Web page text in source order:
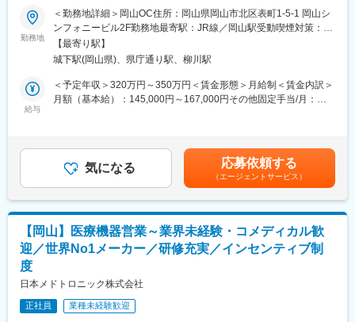
■1～3か月目
・OJTを受けながら日勤・夜勤両方の介護現場での業務をお任せ
します。
※研修終了後は現場業務は無くなるため日勤のみ
■3～6か月目
・マネージャー業務を学んでいただきます。ピープルマネジメン
トだけでなく、売上管理や各事業所が目標を達成するための事業
所運営を行います。※上司がメンターとなり手厚いサポートがござ
・各事業所の課題や目的に合わせてマネジメント業務に専念頂き
ます。
※独り立ち後はリモート×出社も可
務）
・サービスリーダー（入社3カ月～※研修期間）
・サービスマネージャー（入社1年／年収560～700万円）
・エリアマネージャー（入社1年～／年収700～800万円）
・ブロックマネージャー（年収800～900万円）
毛髪クリニックリーブ21は、独自の技術とアプローチで育毛・発
毛サービスを提供する専門クリニック。
お客様の悩みに寄り添い、発毛施術とカウンセリングを通じてサ
ポートする【カウンセラー職】を募集します。
【この仕事のポイント】
■教育体制が充実！
・入社後はインストラクターによる研修からスタート。店舗配属
後もチーフやメンターがしっかりサポートしてくれるので、安心
・有給消化率は77％と高く、毎年リフレッシュ休暇として最大10
連休も可能！それとは別に1年に2回、4～5連休を取得するスタッ
フも多数。特別休暇5日間は好きなタイミングで取得でき、土日も
■発毛施術業務
勤務地
＜勤務地詳細＞岡山OC住所：岡山県岡山市北区表町1-5-1 岡山シ
ンフォニービル2F勤務地最寄駅：JR線／岡山駅受動喫煙対策：屋
内全面禁煙変更の範囲：会社の定める事業所
【最寄り駅】
城下駅(岡山県)、県庁通り駅、柳川駅
給与
＜予定年収＞320万円～350万円＜賃金形態＞月給制＜賃金内訳＞
月額（基本給）：145,000円～167,000円その他固定手当/月：
店舗スタッフ全員に賞与支給。・カウンセラー認定後3ヶ月毎の成
績評価：業績給10,000円⇒40,000円までUP・成績によりランク
が変動：役職手当80,000円⇒130,000円までUP賃金はあくまでも
目安の金額であり、選考を通じて上下する可能性があります。月
給(月額)は固定手当を含めた表記です。
気になる 応募依頼する
（エージェントサービス）
【岡山】医療機器営業～業界未経験・コメディカル歓
迎／世界No1メーカー／研修充実／インセンティブ制
度
日本メドトロニック株式会社
正社員 業種未経験歓迎